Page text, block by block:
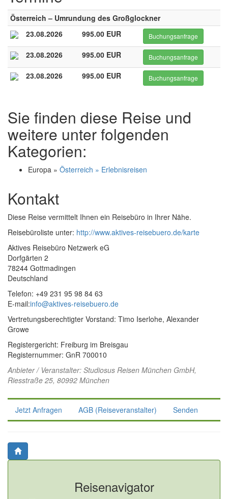
Österreich – Umrundung des Großglockner
23.08.2026
995.00 EUR Buchungsanfrage
23.08.2026 995.00 EUR Buchungsanfrage
23.08.2026 995.00 EUR Buchungsanfrage
Sie finden diese Reise und
weitere unter folgenden
Kategorien:
Europa » Österreich » Erlebnisreisen
Kontakt
Diese Reise vermittelt Ihnen ein Reisebüro in Ihrer Nähe.
Reisebüroliste unter: http://www.aktives-reisebuero.de/karte
Aktives Reisebüro Netzwerk eG
Dorfgärten 2
78244 Gottmadingen
Deutschland
Telefon: +49 231 95 98 84 63
E-mail:info@aktives-reisebuero.de
Vertretungsberechtigter Vorstand: Timo Iserlohe, Alexander
Growe
Registergericht: Freiburg im Breisgau
Registernummer: GnR 700010
Anbieter / Veranstalter: Studiosus Reisen München GmbH,
Riesstraße 25, 80992 München
Jetzt Anfragen AGB (Reiseveranstalter) Senden
Reisenavigator